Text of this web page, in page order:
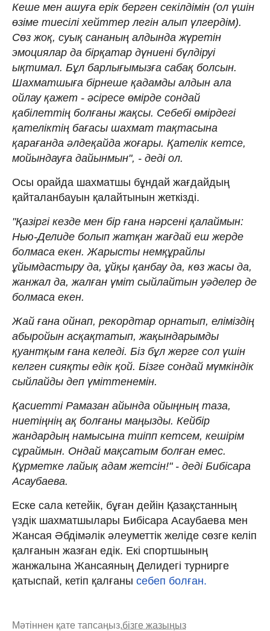
Кеше мен ашуға ерік берген секілдімін (ол үшін
өзіме тиесілі хейттер легін алып үлгердім).
Сөз жоқ, суық сананың алдында жүретін
эмоциялар да бірқатар дүниені бүлдіруі
ықтимал. Бұл барлығымызға сабақ болсын.
Шахматшыға бірнеше қадамды алдын ала
ойлау қажет - әсіресе өмірде сондай
қабілеттің болғаны жақсы. Себебі өмірдегі
қателіктің бағасы шахмат тақтасына
қарағанда әлдеқайда жоғары. Қателік кетсе,
мойындауға дайынмын", - деді ол.
Осы орайда шахматшы бұндай жағдайдың
қайталанбауын қалайтынын жеткізді.
"Қазіргі кезде мен бір ғана нәрсені қалаймын:
Нью-Делиде болып жатқан жағдай еш жерде
болмаса екен. Жарысты немқұрайлы
ұйымдастыру да, ұйқы қанбау да, көз жасы да,
жанжал да, жалған үміт сыйлайтын уәделер де
болмаса екен.
Жай ғана ойнап, рекордтар орнатып, еліміздің
абыройын асқақтатып, жақындарымды
қуантқым ғана келеді. Біз бұл жерге сол үшін
келген сияқты едік қой. Бізге сондай мүмкіндік
сыйлайды деп үміттенемін.
Қасиетті Рамазан айында ойыңның таза,
ниетіңнің ақ болғаны маңызды. Кейбір
жандардың намысына тиіпп кетсем, кешірім
сұраймын. Ондай мақсатым болған емес.
Құрметке лайық адам жетсін!" - деді Бибісара
Асаубаева.
Еске сала кетейік, бұған дейін Қазақстанның
үздік шахматшылары Бибісара Асаубаева мен
Жансая Әбдімәлік әлеуметтік желіде сөзге келіп
қалғанын жазған едік. Екі спортшының
жанжалына Жансаяның Делидегі турнирге
қатыспай, кетіп қалғаны себеп болған.
Мәтіннен қате тапсаңыз,бізге жазыңыз